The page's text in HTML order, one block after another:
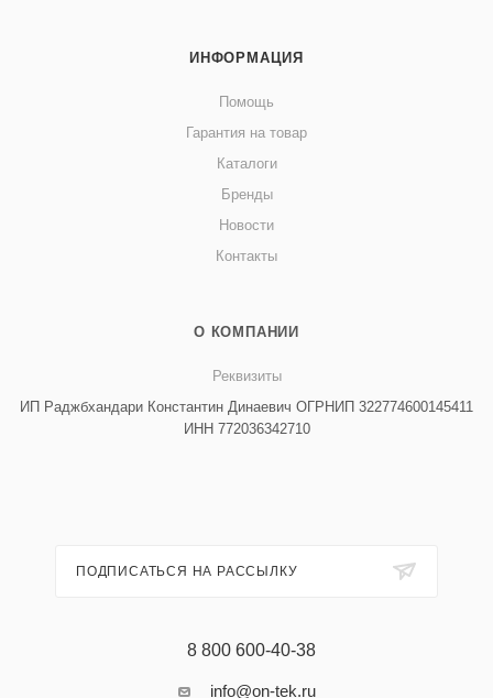
ИНФОРМАЦИЯ
Помощь
Гарантия на товар
Каталоги
Бренды
Новости
Контакты
О КОМПАНИИ
Реквизиты
ИП Раджбхандари Константин Динаевич ОГРНИП 322774600145411
ИНН 772036342710
ПОДПИСАТЬСЯ НА РАССЫЛКУ
8 800 600-40-38
info@on-tek.ru